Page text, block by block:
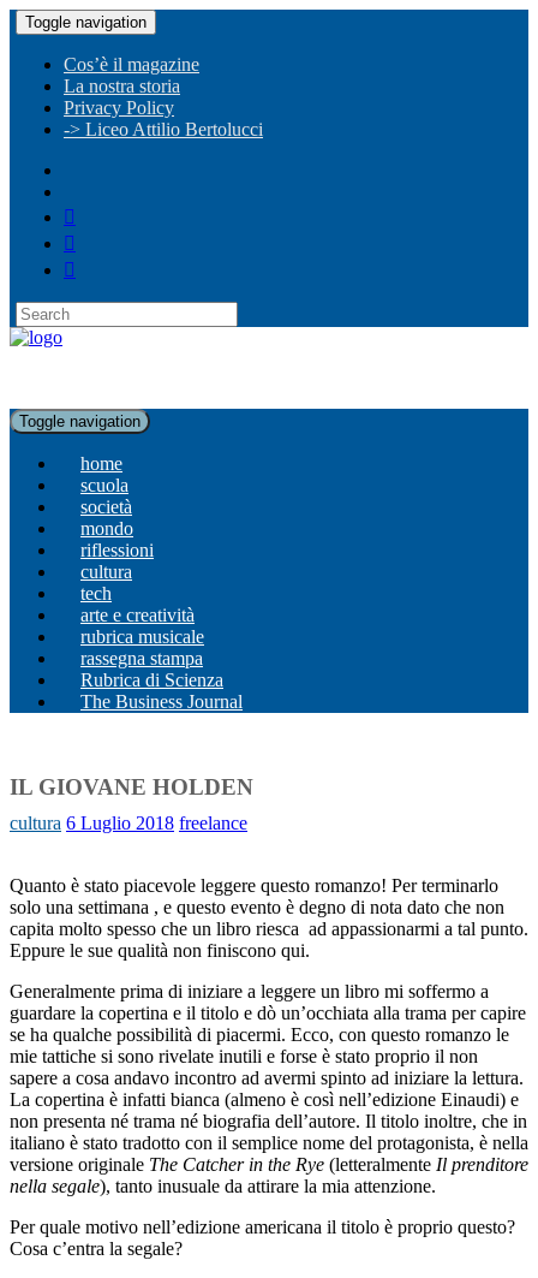
Toggle navigation
Cos’è il magazine
La nostra storia
Privacy Policy
-> Liceo Attilio Bertolucci
Toggle navigation
home
scuola
società
mondo
riflessioni
cultura
tech
arte e creatività
rubrica musicale
rassegna stampa
Rubrica di Scienza
The Business Journal
IL GIOVANE HOLDEN
cultura 6 Luglio 2018 freelance
Quanto è stato piacevole leggere questo romanzo! Per terminarlo
solo una settimana , e questo evento è degno di nota dato che non
capita molto spesso che un libro riesca ad appassionarmi a tal punto.
Eppure le sue qualità non finiscono qui.
Generalmente prima di iniziare a leggere un libro mi soffermo a
guardare la copertina e il titolo e dò un’occhiata alla trama per capire
se ha qualche possibilità di piacermi. Ecco, con questo romanzo le
mie tattiche si sono rivelate inutili e forse è stato proprio il non
sapere a cosa andavo incontro ad avermi spinto ad iniziare la lettura.
La copertina è infatti bianca (almeno è così nell’edizione Einaudi) e
non presenta né trama né biografia dell’autore. Il titolo inoltre, che in
italiano è stato tradotto con il semplice nome del protagonista, è nella
versione originale The Catcher in the Rye (letteralmente Il prenditore
nella segale), tanto inusuale da attirare la mia attenzione.
Per quale motivo nell’edizione americana il titolo è proprio questo?
Cosa c’entra la segale?